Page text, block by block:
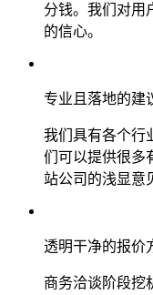
分钱。我们对用
的信心。
专业且落地的建
我们具有各个行
们可以提供很多
站公司的浅显意
透明干净的报价
商务洽谈阶段挖